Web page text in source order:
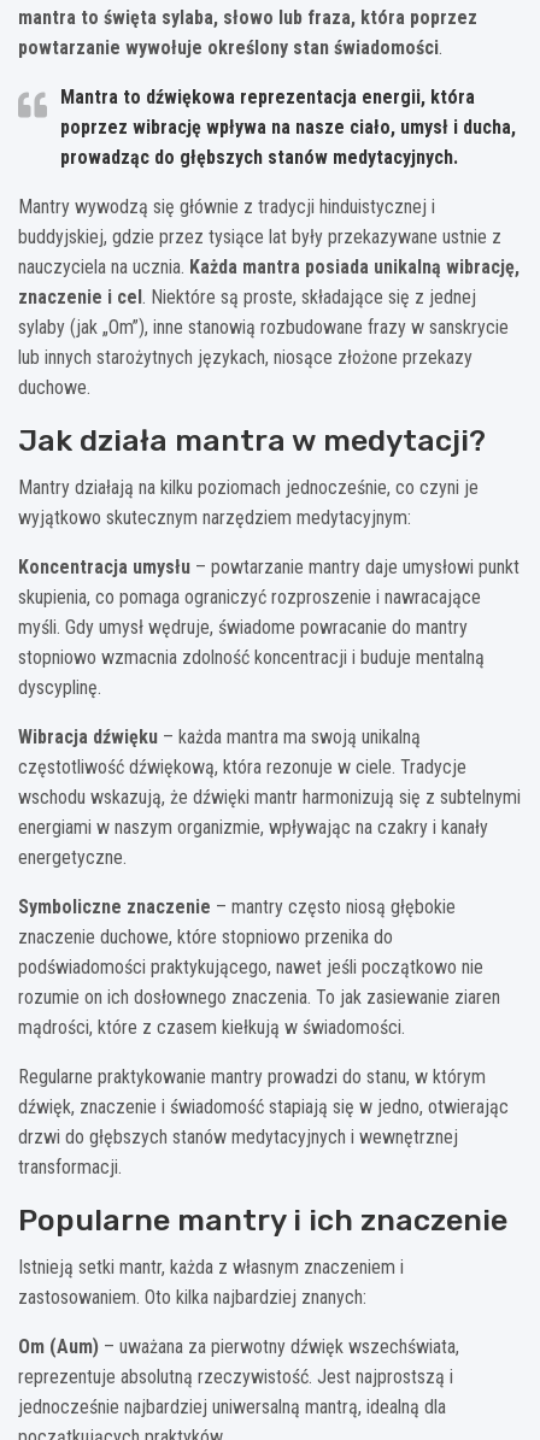
mantra to święta sylaba, słowo lub fraza, która poprzez
powtarzanie wywołuje określony stan świadomości.
Mantra to dźwiękowa reprezentacja energii, która
poprzez wibrację wpływa na nasze ciało, umysł i ducha,
prowadząc do głębszych stanów medytacyjnych.
Mantry wywodzą się głównie z tradycji hinduistycznej i
buddyjskiej, gdzie przez tysiące lat były przekazywane ustnie z
nauczyciela na ucznia. Każda mantra posiada unikalną wibrację,
znaczenie i cel. Niektóre są proste, składające się z jednej
sylaby (jak „Om”), inne stanowią rozbudowane frazy w sanskrycie
lub innych starożytnych językach, niosące złożone przekazy
duchowe.
Jak działa mantra w medytacji?
Mantry działają na kilku poziomach jednocześnie, co czyni je
wyjątkowo skutecznym narzędziem medytacyjnym:
Koncentracja umysłu – powtarzanie mantry daje umysłowi punkt
skupienia, co pomaga ograniczyć rozproszenie i nawracające
myśli. Gdy umysł wędruje, świadome powracanie do mantry
stopniowo wzmacnia zdolność koncentracji i buduje mentalną
dyscyplinę.
Wibracja dźwięku – każda mantra ma swoją unikalną
częstotliwość dźwiękową, która rezonuje w ciele. Tradycje
wschodu wskazują, że dźwięki mantr harmonizują się z subtelnymi
energiami w naszym organizmie, wpływając na czakry i kanały
energetyczne.
Symboliczne znaczenie – mantry często niosą głębokie
znaczenie duchowe, które stopniowo przenika do
podświadomości praktykującego, nawet jeśli początkowo nie
rozumie on ich dosłownego znaczenia. To jak zasiewanie ziaren
mądrości, które z czasem kiełkują w świadomości.
Regularne praktykowanie mantry prowadzi do stanu, w którym
dźwięk, znaczenie i świadomość stapiają się w jedno, otwierając
drzwi do głębszych stanów medytacyjnych i wewnętrznej
transformacji.
Popularne mantry i ich znaczenie
Istnieją setki mantr, każda z własnym znaczeniem i
zastosowaniem. Oto kilka najbardziej znanych:
Om (Aum) – uważana za pierwotny dźwięk wszechświata,
reprezentuje absolutną rzeczywistość. Jest najprostszą i
jednocześnie najbardziej uniwersalną mantrą, idealną dla